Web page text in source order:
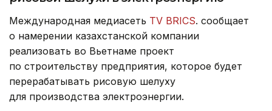
Международная медиасеть TV BRICS. сообщает
о намерении казахстанской компании
реализовать во Вьетнаме проект
по строительству предприятия, которое будет
перерабатывать рисовую шелуху
для производства электроэнергии.